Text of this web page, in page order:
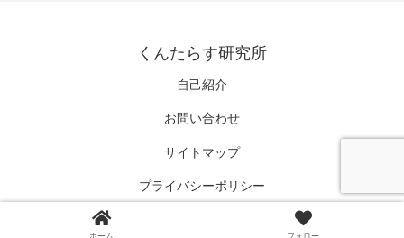
くんたらす研究所
自己紹介
お問い合わせ
サイトマップ
プライバシーポリシー
ホーム フォロー